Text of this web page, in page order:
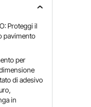
Proteggi il
pavimento
per
di adesivo
in